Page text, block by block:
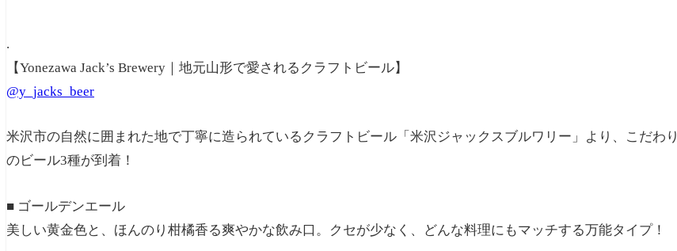
.
【Yonezawa Jack’s Brewery｜地元山形で愛されるクラフトビール】
@y_jacks_beer
米沢市の自然に囲まれた地で丁寧に造られているクラフトビール「米沢ジャックスブルワリー」より、こだわり
のビール3種が到着！
■ ゴールデンエール
美しい黄金色と、ほんのり柑橘香る爽やかな飲み口。クセが少なく、どんな料理にもマッチする万能タイプ！